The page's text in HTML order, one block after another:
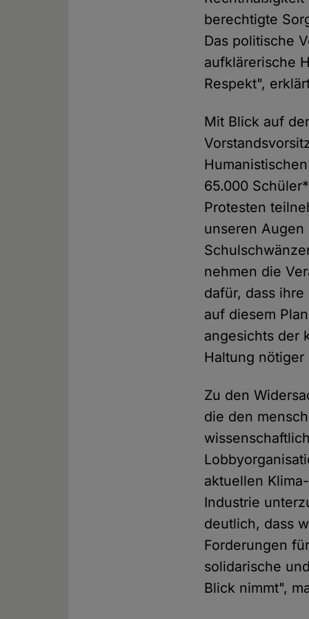
berechtigte
Das politische
aufklärerische
Respekt",
Mit Blick auf
65.000
Protesten
unseren
nehmen die
dafür, dass
auf diesem
angesichts der
Haltung
Zu den
die den
aktuellen
Industrie
deutlich, dass
Forderungen
solidarische
Blick nimmt",